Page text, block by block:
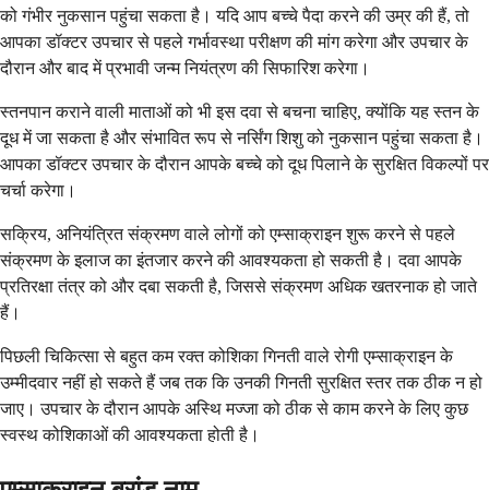
को गंभीर नुकसान पहुंचा सकता है। यदि आप बच्चे पैदा करने की उम्र की हैं, तो
आपका डॉक्टर उपचार से पहले गर्भावस्था परीक्षण की मांग करेगा और उपचार के
दौरान और बाद में प्रभावी जन्म नियंत्रण की सिफारिश करेगा।
स्तनपान कराने वाली माताओं को भी इस दवा से बचना चाहिए, क्योंकि यह स्तन के
दूध में जा सकता है और संभावित रूप से नर्सिंग शिशु को नुकसान पहुंचा सकता है।
आपका डॉक्टर उपचार के दौरान आपके बच्चे को दूध पिलाने के सुरक्षित विकल्पों पर
चर्चा करेगा।
सक्रिय, अनियंत्रित संक्रमण वाले लोगों को एम्साक्राइन शुरू करने से पहले
संक्रमण के इलाज का इंतजार करने की आवश्यकता हो सकती है। दवा आपके
प्रतिरक्षा तंत्र को और दबा सकती है, जिससे संक्रमण अधिक खतरनाक हो जाते
हैं।
पिछली चिकित्सा से बहुत कम रक्त कोशिका गिनती वाले रोगी एम्साक्राइन के
उम्मीदवार नहीं हो सकते हैं जब तक कि उनकी गिनती सुरक्षित स्तर तक ठीक न हो
जाए। उपचार के दौरान आपके अस्थि मज्जा को ठीक से काम करने के लिए कुछ
स्वस्थ कोशिकाओं की आवश्यकता होती है।